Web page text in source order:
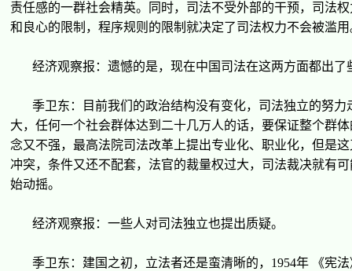
责任感的一群社会精英。同 时，司法不受外部的干预，司法权
和良心的限制，程序规则 的限制就决定了司法权力不会被滥用
经济观察报 ： 遗憾的是， 现在中国司法在这两方面都出了
季卫东 ：目前我们 的政治结构没有变化，司法独立的努力
大，任何一个社会群体达到二十几万人的话，要保证整个群体
念又不强，最高法院司法改革上提出专业化、 职业化，但是这
冲突，条件又还不配套，法官的裁量权过大，司法裁决就有
始动摇。
经济观察报 ：一些人对司法独立也提出质疑。
季卫东 ：建国之初，立法者还是蛮清晰的， 1954年 《宪法